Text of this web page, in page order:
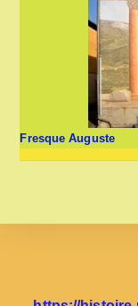
Fresque Auguste